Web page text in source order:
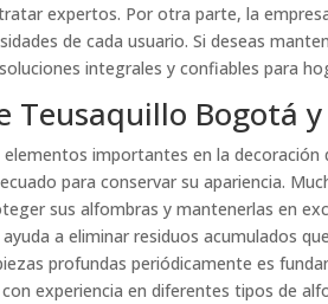
expertos. Por otra parte, la
de cada usuario. Si deseas
integrales y confiables para
Teusaquillo Bogotá
importantes en la decoración
para conservar su apariencia.
sus alfombras y mantenerlas en
a eliminar residuos acumulados
profundas periódicamente es
experiencia en diferentes tipos de